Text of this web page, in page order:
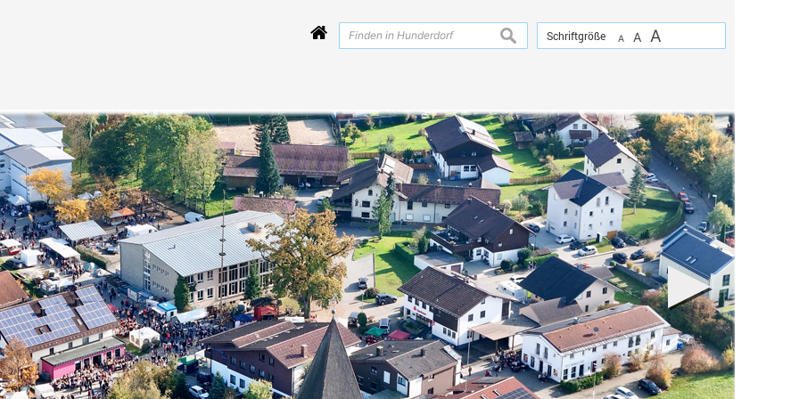
Schriftgröße A A A
suchen